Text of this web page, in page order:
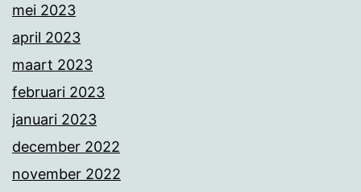
mei 2023
april 2023
maart 2023
februari 2023
januari 2023
december 2022
november 2022